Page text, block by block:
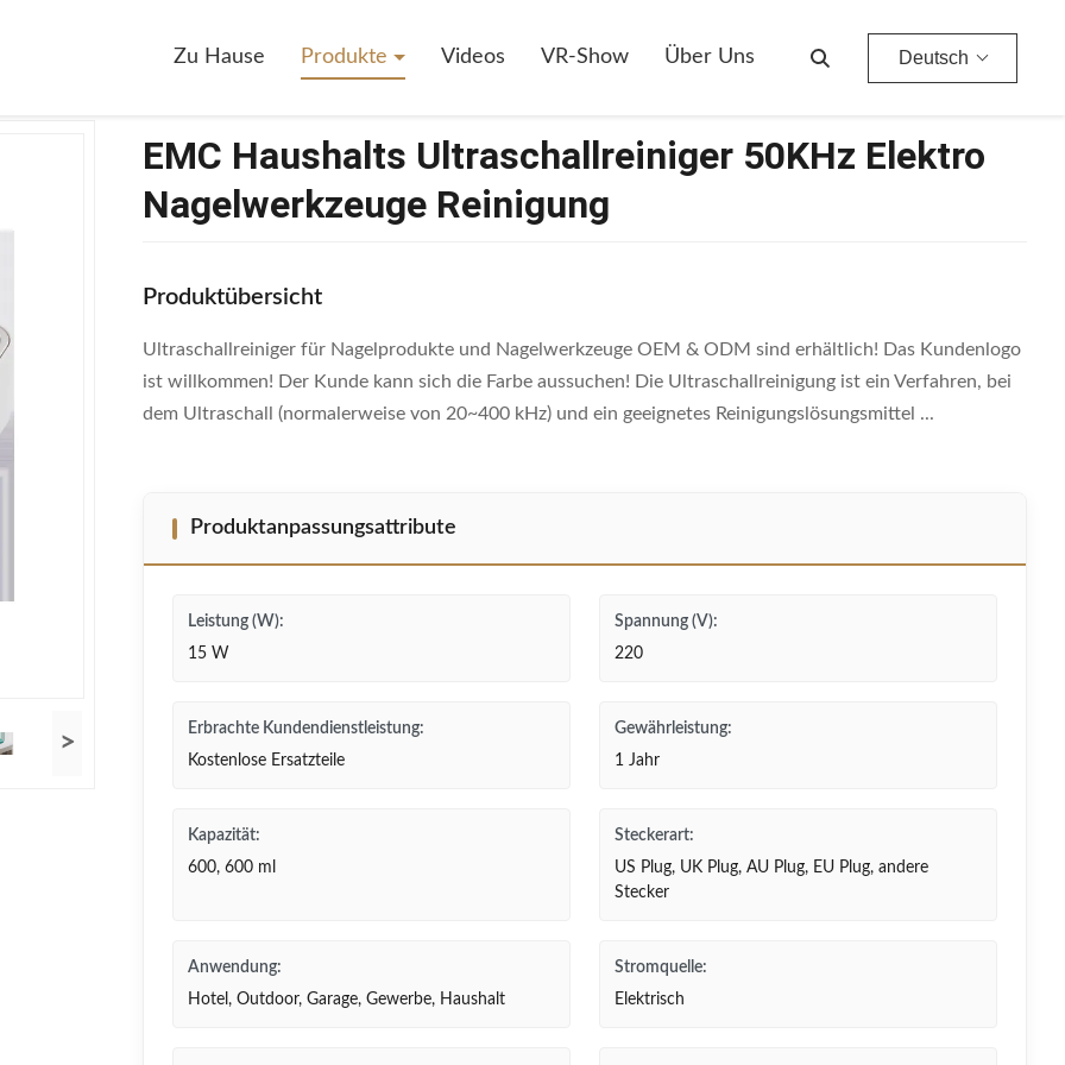
Zu Hause Produkte Videos VR-Show Über Uns Deutsch
>
EMC Haushalts Ultraschallreiniger 50KHz Elektro
Nagelwerkzeuge Reinigung
Produktübersicht
Ultraschallreiniger für Nagelprodukte und Nagelwerkzeuge OEM & ODM sind erhältlich! Das Kundenlogo
ist willkommen! Der Kunde kann sich die Farbe aussuchen! Die Ultraschallreinigung ist ein Verfahren, bei
dem Ultraschall (normalerweise von 20~400 kHz) und ein geeignetes Reinigungslösungsmittel ...
Produktanpassungsattribute
Leistung (W):
15 W
Spannung (V):
220
Erbrachte Kundendienstleistung:
Kostenlose Ersatzteile
Gewährleistung:
1 Jahr
Kapazität:
600, 600 ml
Steckerart:
US Plug, UK Plug, AU Plug, EU Plug, andere
Stecker
Anwendung:
Hotel, Outdoor, Garage, Gewerbe, Haushalt
Stromquelle:
Elektrisch